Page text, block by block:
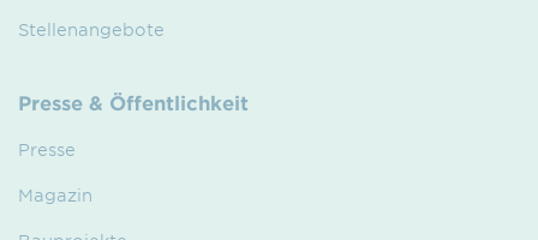
Stellenangebote
Presse & Öffentlichkeit
Presse
Magazin